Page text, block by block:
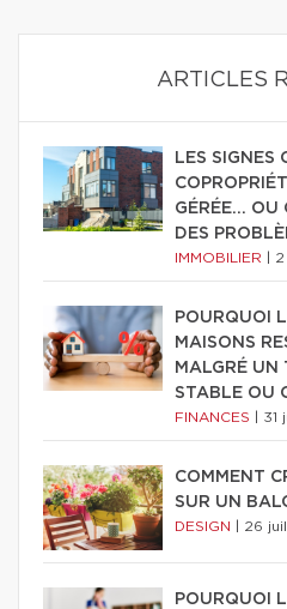
ARTICLES
LES SIGNES
GÉRÉE… OU
DES
IMMOBILIER
POURQUOI
MAISONS
MALGRÉ UN
STABLE OU
FINANCES 31
COMMENT
SUR UN
DESIGN 26
POURQUOI